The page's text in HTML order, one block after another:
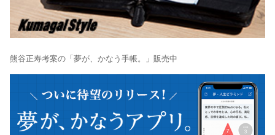
熊谷正寿考案の「夢が、かなう手帳。」販売中